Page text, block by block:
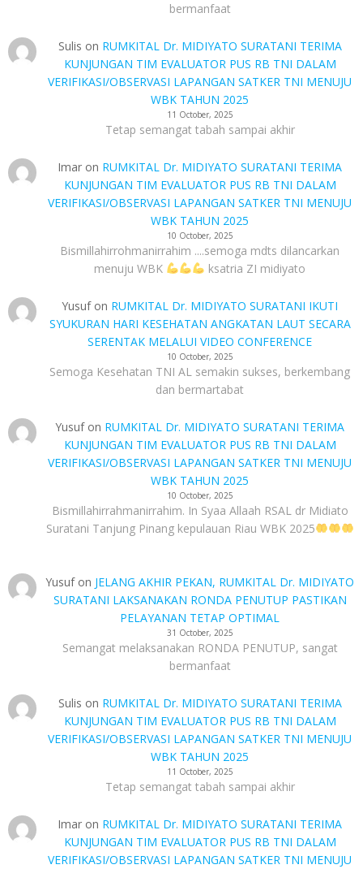
bermanfaat
Sulis on RUMKITAL Dr. MIDIYATO SURATANI TERIMA
KUNJUNGAN TIM EVALUATOR PUS RB TNI DALAM
VERIFIKASI/OBSERVASI LAPANGAN SATKER TNI MENUJU
WBK TAHUN 2025
11 October, 2025
Tetap semangat tabah sampai akhir
Imar on RUMKITAL Dr. MIDIYATO SURATANI TERIMA
KUNJUNGAN TIM EVALUATOR PUS RB TNI DALAM
VERIFIKASI/OBSERVASI LAPANGAN SATKER TNI MENUJU
WBK TAHUN 2025
10 October, 2025
Bismillahirrohmanirrahim ....semoga mdts dilancarkan
menuju WBK
ksatria ZI midiyato
Yusufon RUMKITAL Dr. MIDIYATO SURATANI IKUTI
SYUKURAN HARI KESEHATAN ANGKATAN LAUT SECARA
SERENTAK MELALUI VIDEO CONFERENCE
10 October, 2025
Semoga Kesehatan TNI AL semakin sukses, berkembang
dan bermartabat
Yusufon RUMKITAL Dr. MIDIYATO SURATANI TERIMA
KUNJUNGAN TIM EVALUATOR PUS RB TNI DALAM
VERIFIKASI/OBSERVASI LAPANGAN SATKER TNI MENUJU
WBK TAHUN 2025
10 October, 2025
Bismillahirrahmanirrahim. In Syaa Allaah RSAL dr Midiato
Suratani Tanjung Pinang kepulauan Riau WBK 2025
Yusufon JELANG AKHIR PEKAN, RUMKITAL Dr. MIDIYATO
SURATANI LAKSANAKAN RONDA PENUTUP PASTIKAN
PELAYANAN TETAP OPTIMAL
31 October, 2025
Semangat melaksanakan RONDA PENUTUP, sangat
bermanfaat
Sulis on RUMKITAL Dr. MIDIYATO SURATANI TERIMA
KUNJUNGAN TIM EVALUATOR PUS RB TNI DALAM
VERIFIKASI/OBSERVASI LAPANGAN SATKER TNI MENUJU
WBK TAHUN 2025
11 October, 2025
Tetap semangat tabah sampai akhir
Imar on RUMKITAL Dr. MIDIYATO SURATANI TERIMA
KUNJUNGAN TIM EVALUATOR PUS RB TNI DALAM
VERIFIKASI/OBSERVASI LAPANGAN SATKER TNI MENUJU